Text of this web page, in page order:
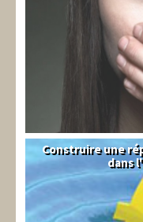
Construire une
dans